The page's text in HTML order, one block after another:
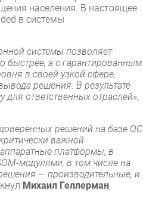
населения. В настоящее
в системы
системы позволяет
быстрее, а с гарантированным
в своей узкой сфере,
решения. В результате
ответственных отраслей»,
решений на базе ОС
важной
платформы, в
модулями, в том числе на
— производительные, и
Михаил Геллерман,